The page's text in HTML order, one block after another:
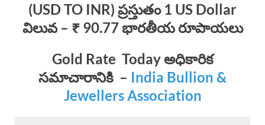
(USD TO INR) ప్రస్తుతం 1 US Dollar
విలువ – ₹ 90.77 భారతీయ రూపాయలు
Gold Rate Today అధికారిక
సమాచారానికి – India Bullion &
Jewellers Association